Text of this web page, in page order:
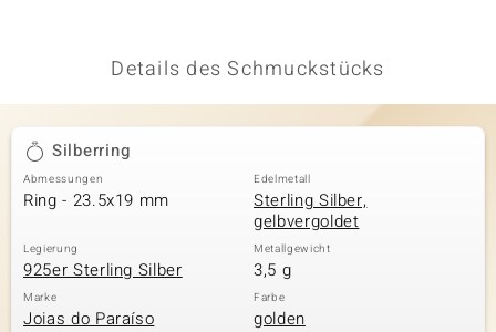
Details des Schmuckstücks
Silberring
Abmessungen
Ring - 23.5x19 mm
Edelmetall
Sterling Silber,
gelbvergoldet
Legierung
925er Sterling Silber
Metallgewicht
3,5 g
Marke
Joias do Paraíso
Farbe
golden